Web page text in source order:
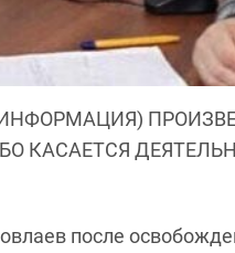
КАСАЕТСЯ
после